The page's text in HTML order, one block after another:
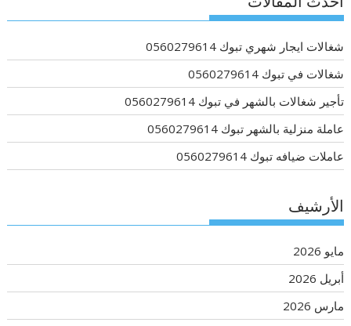
شغالات ايجار شهري تبوك 0560279614
شغالات في تبوك 0560279614
تأجير شغالات بالشهر في تبوك 0560279614
عاملة منزلية بالشهر تبوك 0560279614
عاملات ضيافه تبوك 0560279614
الأرشيف
مايو 2026
أبريل 2026
مارس 2026